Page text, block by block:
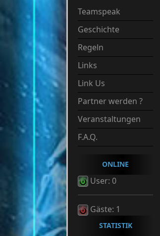
Teamspeak
Geschichte
Regeln
Links
Link Us
Partner werden ?
Veranstaltungen
F.A.Q.
ONLINE
User: 0
Gäste: 1
STATISTIK